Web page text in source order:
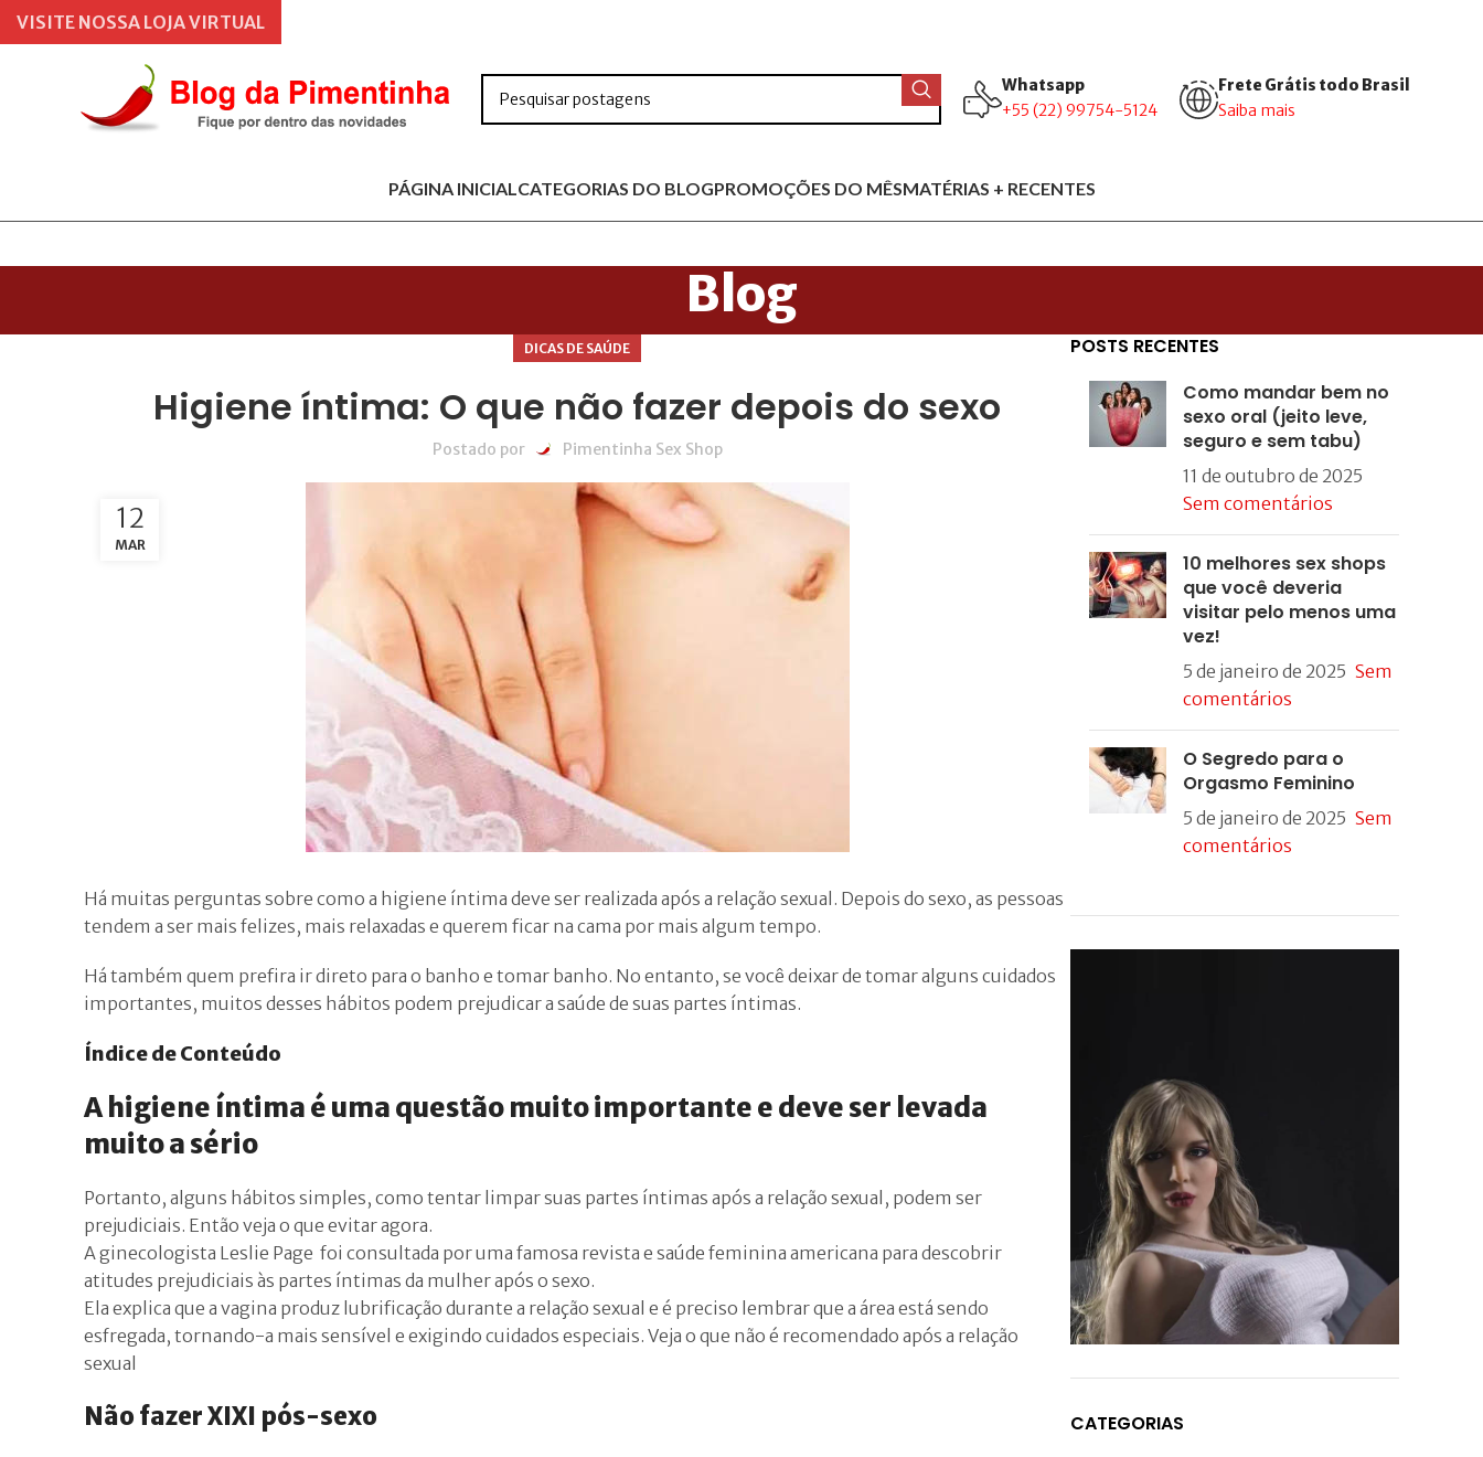
Whatsapp
+55 (22) 99754-5124
Frete Grátis todo Brasil
Saiba mais
PÁGINA INICIAL CATEGORIAS DO BLOGPROMOÇÕES DO MÊSMATÉRIAS + RECENTES
Blog
DICAS DE SAÚDE
Higiene íntima: O que não fazer depois do sexo
Postado por Pimentinha Sex Shop
12
MAR
Há muitas perguntas sobre como a higiene íntima deve ser realizada após a relação sexual. Depois do sexo, as pessoas
tendem a ser mais felizes, mais relaxadas e querem ficar na cama por mais algum tempo.
Há também quem prefira ir direto para o banho e tomar banho. No entanto, se você deixar de tomar alguns cuidados
importantes, muitos desses hábitos podem prejudicar a saúde de suas partes íntimas.
Índice de Conteúdo
A higiene íntima é uma questão muito importante e deve ser levada
muito a sério
Portanto, alguns hábitos simples, como tentar limpar suas partes íntimas após a relação sexual, podem ser
prejudiciais. Então veja o que evitar agora.
A ginecologista Leslie Page foi consultada por uma famosa revista e saúde feminina americana para descobrir
atitudes prejudiciais às partes íntimas da mulher após o sexo.
Ela explica que a vagina produz lubrificação durante a relação sexual e é preciso lembrar que a área está sendo
esfregada, tornando-a mais sensível e exigindo cuidados especiais. Veja o que não é recomendado após a relação
sexual
Não fazer XIXI pós-sexo
POSTS RECENTES
Como mandar bem no
sexo oral (jeito leve,
seguro e sem tabu)
11 de outubro de 2025
Sem comentários
10 melhores sex shops
que você deveria
visitar pelo menos uma
vez!
5 de janeiro de 2025 Sem
comentários
O Segredo para o
Orgasmo Feminino
5 de janeiro de 2025 Sem
comentários
Boneca Sexual Ultra
CATEGORIAS
VISITE NOSSA LOJA VIRTUAL